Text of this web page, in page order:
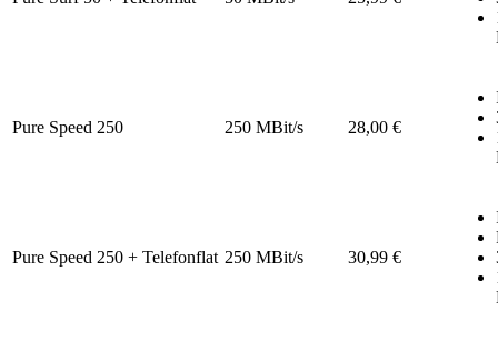
Pure Speed 250 250 MBit/s 28,00 €
Pure Speed 250 + Telefonflat 250 MBit/s 30,99 €